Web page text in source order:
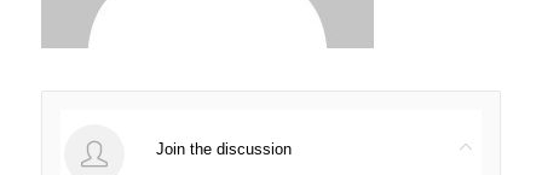
Join the discussion